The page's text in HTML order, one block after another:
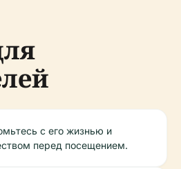
с его жизнью и
перед посещением.